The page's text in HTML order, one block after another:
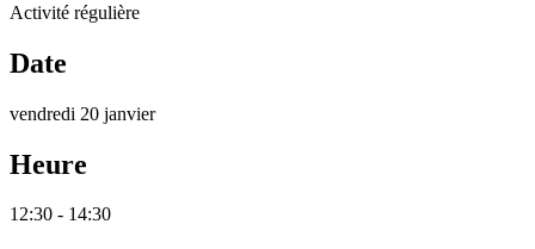
Activité régulière
Date
vendredi 20 janvier
Heure
12:30 - 14:30